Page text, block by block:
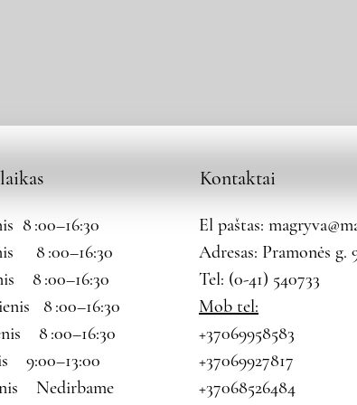
8 :00–16:30
8 :00–16:30
8 :00–16:30
8 :00–16:30
8 :00–16:30
9:00–13:00
Nedirbame
Kontaktai
El paštas:
Adresas: Pramonės g.
Tel: (0-41) 540733
Mob tel:
+37069958583
+37069927817
+37068526484